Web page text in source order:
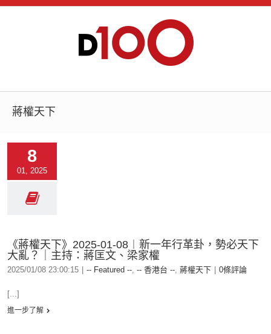
蔣權天下
8
01, 2025
《蔣權天下》2025-01-08︱新一年行革卦，勢必天下
大亂？｜主持：蔣匡文、梁家權
2025/01/08 23:00:15 -- Featured --, -- 香港台 --, 蔣權天下 0條評論
[...]
進一步了解